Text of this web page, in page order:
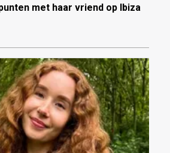
met haar vriend op Ibiza